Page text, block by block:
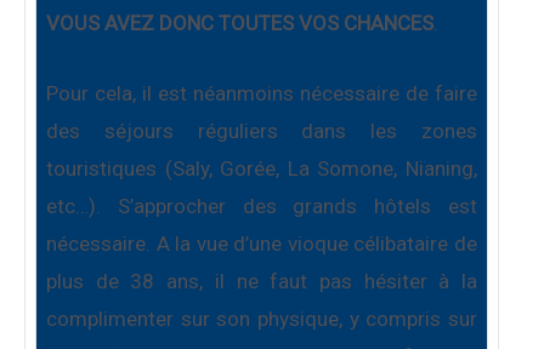
VOUS AVEZ DONC TOUTES VOS CHANCES.
Pour cela, il est néanmoins nécessaire de faire
des séjours réguliers dans les zones
touristiques (Saly, Gorée, La Somone, Nianing,
etc…). S’approcher des grands hôtels est
nécessaire. A la vue d’une vioque célibataire de
plus de 38 ans, il ne faut pas hésiter à la
complimenter sur son physique, y compris sur